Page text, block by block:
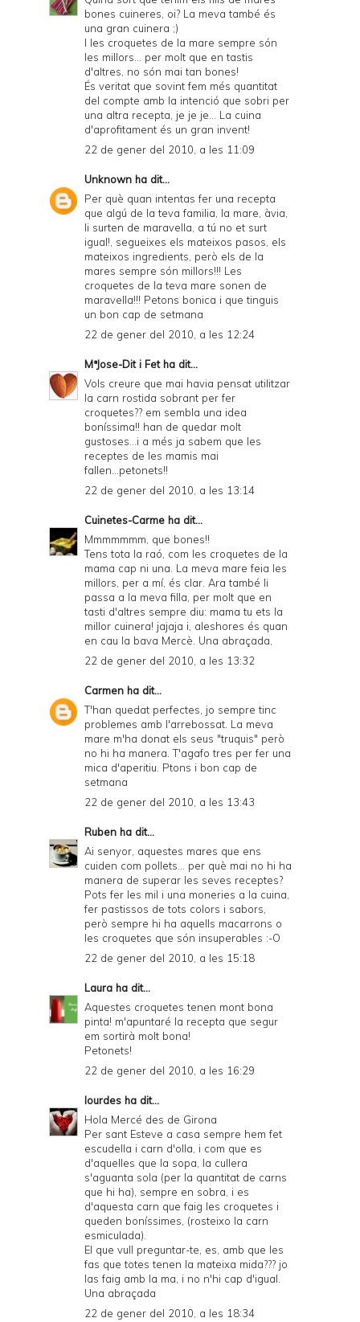
bones cuineres, oi? La meva també és
una gran cuinera ;)
I les croquetes de la mare sempre són
les millors... per molt que en tastis
d'altres, no són mai tan bones!
És veritat que sovint fem més quantitat
del compte amb la intenció que sobri per
una altra recepta, je je je... La cuina
d'aprofitament és un gran invent!
22 de gener del 2010, a les 11:09
Unknown ha dit...
Per què quan intentas fer una recepta
que algú de la teva familia, la mare, àvia,
li surten de maravella, a tú no et surt
igual!, segueixes els mateixos pasos, els
mateixos ingredients, però els de la
mares sempre són millors!!! Les
croquetes de la teva mare sonen de
maravella!!! Petons bonica i que tinguis
un bon cap de setmana
22 de gener del 2010, a les 12:24
MªJose-Dit i Fetha dit...
Vols creure que mai havia pensat utilitzar
la carn rostida sobrant per fer
croquetes?? em sembla una idea
boníssima!! han de quedar molt
gustoses...i a més ja sabem que les
receptes de les mamis mai
fallen...petonets!!
22 de gener del 2010, a les 13:14
Cuinetes-Carme ha dit...
Mmmmmmm, que bones!!
Tens tota la raó, com les croquetes de la
mama cap ni una. La meva mare feia les
millors, per a mí, és clar. Ara també li
passa a la meva filla, per molt que en
tasti d'altres sempre diu: mama tu ets la
millor cuinera! jajaja i, aleshores és quan
en cau la bava Mercè. Una abraçada,
22 de gener del 2010, a les 13:32
Carmen ha dit...
T'han quedat perfectes, jo sempre tinc
problemes amb l'arrebossat. La meva
mare m'ha donat els seus "truquis" però
no hi ha manera. T'agafo tres per fer una
mica d'aperitiu. Ptons i bon cap de
setmana
22 de gener del 2010, a les 13:43
Ruben ha dit...
Ai senyor, aquestes mares que ens
cuiden com pollets... per què mai no hi ha
manera de superar les seves receptes?
Pots fer les mil i una moneries a la cuina,
fer pastissos de tots colors i sabors,
però sempre hi ha aquells macarrons o
les croquetes que són insuperables :-O
22 de gener del 2010, a les 15:18
Laura ha dit...
Aquestes croquetes tenen mont bona
pinta! m'apuntaré la recepta que segur
em sortirà molt bona!
Petonets!
22 de gener del 2010, a les 16:29
lourdes ha dit...
Hola Mercé des de Girona
Per sant Esteve a casa sempre hem fet
escudella i carn d'olla, i com que es
d'aquelles que la sopa, la cullera
s'aguanta sola (per la quantitat de carns
que hi ha), sempre en sobra, i es
d'aquesta carn que faig les croquetes i
queden boníssimes, (rosteixo la carn
esmiculada).
El que vull preguntar-te, es, amb que les
fas que totes tenen la mateixa mida??? jo
las faig amb la ma, i no n'hi cap d'igual.
Una abraçada
22 de gener del 2010, a les 18:34